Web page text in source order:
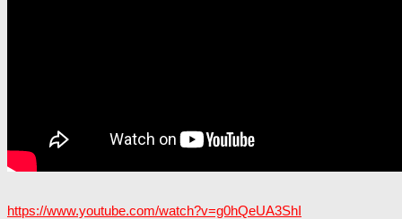
https://www.youtube.com/watch?v=g0hQeUA3ShI